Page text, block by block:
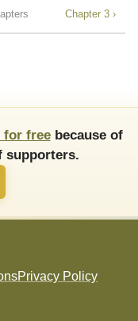
Chapter 3 ›
for freebecause of
supporters.
Privacy Policy